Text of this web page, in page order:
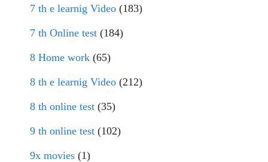
7 th e learnig Video (183)
7 th Online test (184)
8 Home work (65)
8 th e learnig Video (212)
8 th online test (35)
9 th online test (102)
9x movies (1)